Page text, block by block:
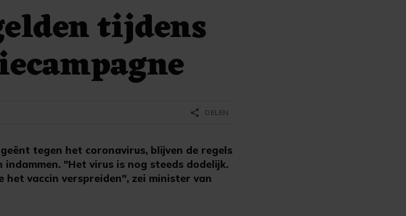
tijdens
tegen het coronavirus, blijven de regels
"Het virus is nog steeds dodelijk.
vaccin verspreiden", zei minister van
share DELEN